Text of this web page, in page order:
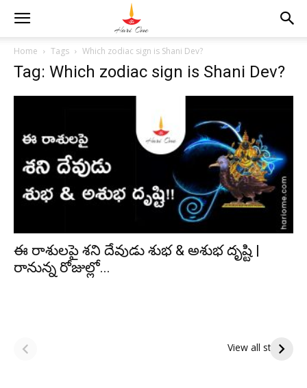
Home Tags Which zodiac sign is Shani Dev?
Tag: Which zodiac sign is Shani Dev?
ఈ రాశులపై శని దేవుడు శుభ & అశుభ దృష్టి |
రానున్న రోజుల్లో...
View all stories
పితృదేవతల ఆశీర్వాదం
ఇంద్రకీలాద్రి గిరి ప్రదక్షిణ